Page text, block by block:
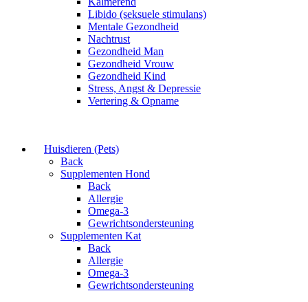
Libido (seksuele stimulans)
Mentale Gezondheid
Nachtrust
Gezondheid Man
Gezondheid Vrouw
Gezondheid Kind
Stress, Angst & Depressie
Vertering & Opname
Huisdieren (Pets)
Back
Supplementen Hond
Back
Allergie
Omega-3
Gewrichtsondersteuning
Supplementen Kat
Back
Allergie
Omega-3
Gewrichtsondersteuning